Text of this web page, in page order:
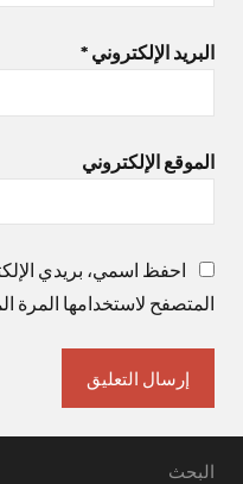
البريد الإلكتروني *
الموقع الإلكتروني
احفظ اسمي، بريدي
المتصفح لاستخدامها المرة
البحث